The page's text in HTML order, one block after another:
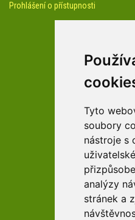
Tyto
soubory
nástroje s
analýzy
stránek a
Prohlášení o přístupnosti